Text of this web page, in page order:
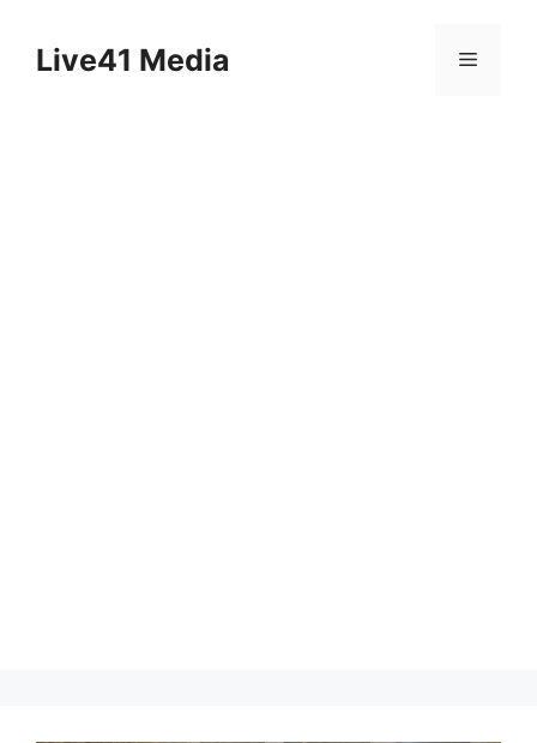
contentLive41 Media Menu